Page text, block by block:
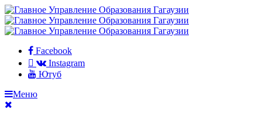
Facebook
Instagram
Ютуб
Меню